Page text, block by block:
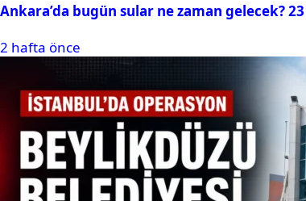
Ankara’da bugün sular ne zaman gelecek?
2 hafta önce